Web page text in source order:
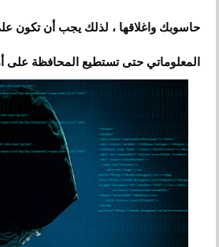
حاسوبك واغلاقها ، لذلك يجب أن تكون
المعلوماتي حتى تستطيع المحافظة على